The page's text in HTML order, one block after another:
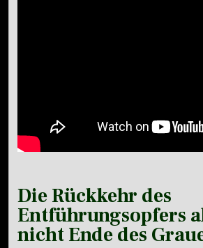
Die Rückkehr des
Entführungsopfers
nicht Ende des